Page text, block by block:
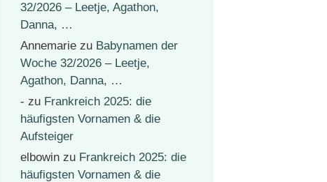
32/2026 – Leetje, Agathon,
Danna, …
Annemarie zu Babynamen der
Woche 32/2026 – Leetje,
Agathon, Danna, …
- zu Frankreich 2025: die
häufigsten Vornamen & die
Aufsteiger
elbowin zu Frankreich 2025: die
häufigsten Vornamen & die